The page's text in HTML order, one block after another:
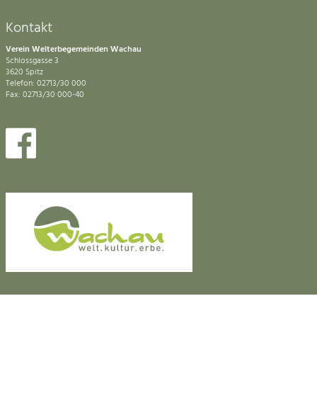
Kontakt
Verein Welterbegemeinden Wachau
Schlossgasse 3
3620 Spitz
Telefon: 02713/30 000
Fax: 02713/30 000-40